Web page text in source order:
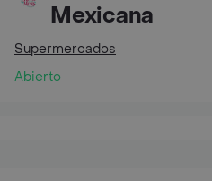
Mexicana
Supermercados
Abierto